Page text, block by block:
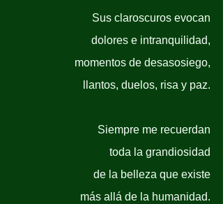
Sus claroscuros evocan
dolores e intranquilidad,
momentos de desasosiego,
llantos, duelos, risa y paz.
Siempre me recuerdan
toda la grandiosidad
de la belleza que existe
más allá de la humanidad.